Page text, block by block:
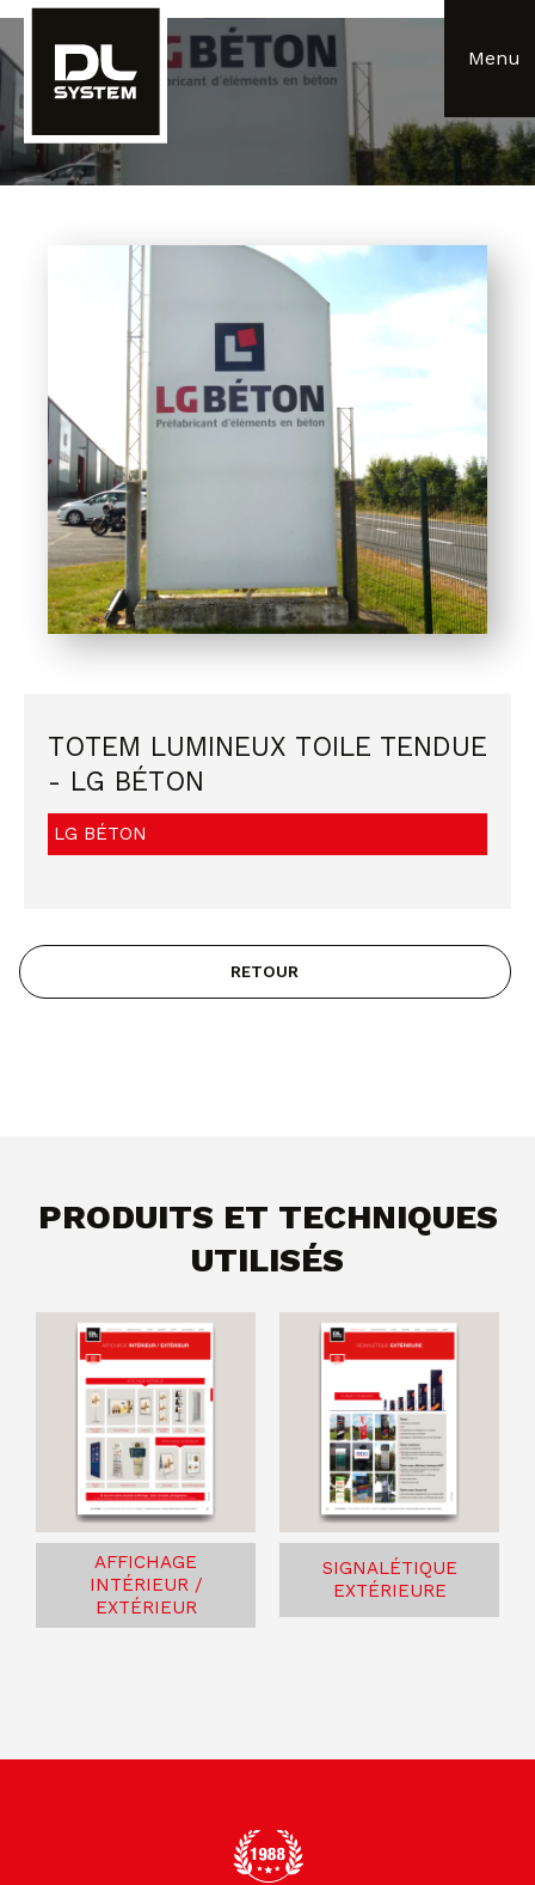
Menu
TOTEM LUMINEUX TOILE TENDUE
- LG BÉTON
LG BÉTON
RETOUR
PRODUITS ET TECHNIQUES
UTILISÉS
AFFICHAGE
INTÉRIEUR /
EXTÉRIEUR
SIGNALÉTIQUE
EXTÉRIEURE
Panneau de gestion des cookies